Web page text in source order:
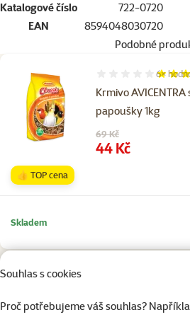
Souhlas s cookies
Proč potřebujeme váš souhlas?
Katalogové číslo
722-0720
EAN
8594048030720
Podobné
Krmivo
papoušky 1kg
Hodnocení 93%,
6×
Původní cena
69 Kč
Cena
44 Kč
👍 TOP cena
Skladem
papoušek 1kg